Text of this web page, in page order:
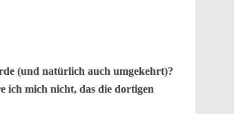
(und natürlich auch umgekehrt)?
ich mich nicht, das die dortigen